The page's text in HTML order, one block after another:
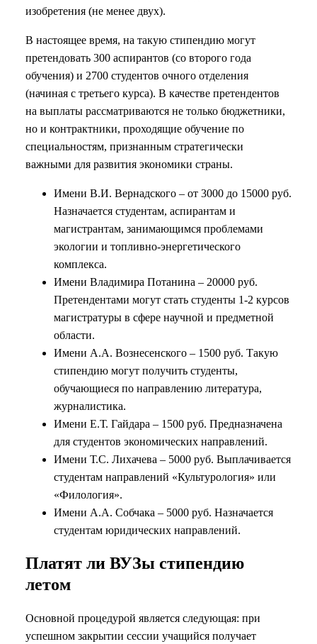
изобретения (не менее двух).
В настоящее время, на такую стипендию могут
претендовать 300 аспирантов (со второго года
обучения) и 2700 студентов очного отделения
(начиная с третьего курса). В качестве претендентов
на выплаты рассматриваются не только бюджетники,
но и контрактники, проходящие обучение по
специальностям, признанным стратегически
важными для развития экономики страны.
Имени В.И. Вернадского – от 3000 до 15000 руб.
Назначается студентам, аспирантам и
магистрантам, занимающимся проблемами
экологии и топливно-энергетического
комплекса.
Имени Владимира Потанина – 20000 руб.
Претендентами могут стать студенты 1-2 курсов
магистратуры в сфере научной и предметной
области.
Имени А.А. Вознесенского – 1500 руб. Такую
стипендию могут получить студенты,
обучающиеся по направлению литература,
журналистика.
Имени Е.Т. Гайдара – 1500 руб. Предназначена
для студентов экономических направлений.
Имени Т.С. Лихачева – 5000 руб. Выплачивается
студентам направлений «Культурология» или
«Филология».
Имени А.А. Собчака – 5000 руб. Назначается
студентам юридических направлений.
Платят ли ВУЗы стипендию
летом
Основной процедурой является следующая: при
успешном закрытии сессии учащийся получает